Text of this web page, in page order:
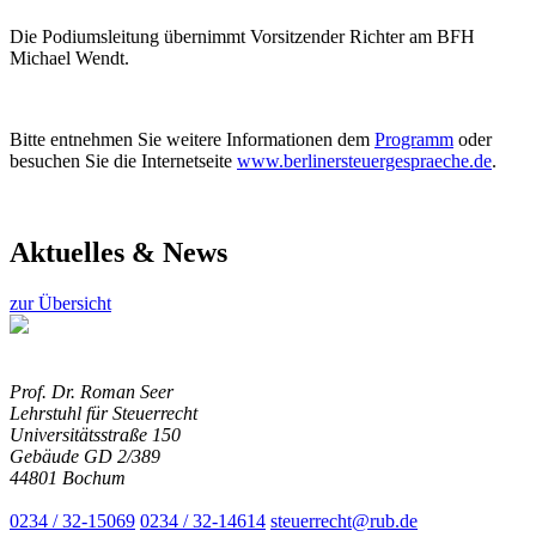
Die Podiumsleitung übernimmt Vorsitzender Richter am BFH
Michael Wendt.
Bitte entnehmen Sie weitere Informationen dem Programm oder
besuchen Sie die Internetseite www.berlinersteuergespraeche.de.
Aktuelles & News
zur Übersicht
Prof. Dr. Roman Seer
Lehrstuhl für Steuerrecht
Universitätsstraße 150
Gebäude GD 2/389
44801 Bochum
0234 / 32-15069 0234 / 32-14614 steuerrecht@rub.de